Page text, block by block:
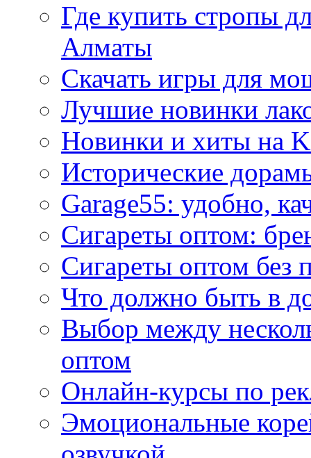
Где купить стропы
Алматы
Скачать игры для
Лучшие новинки
Новинки и хиты на
Исторические
Garage55: удобно,
Сигареты оптом:
Сигареты оптом без
Что должно быть в
Выбор между
оптом
Онлайн-курсы по
Эмоциональные